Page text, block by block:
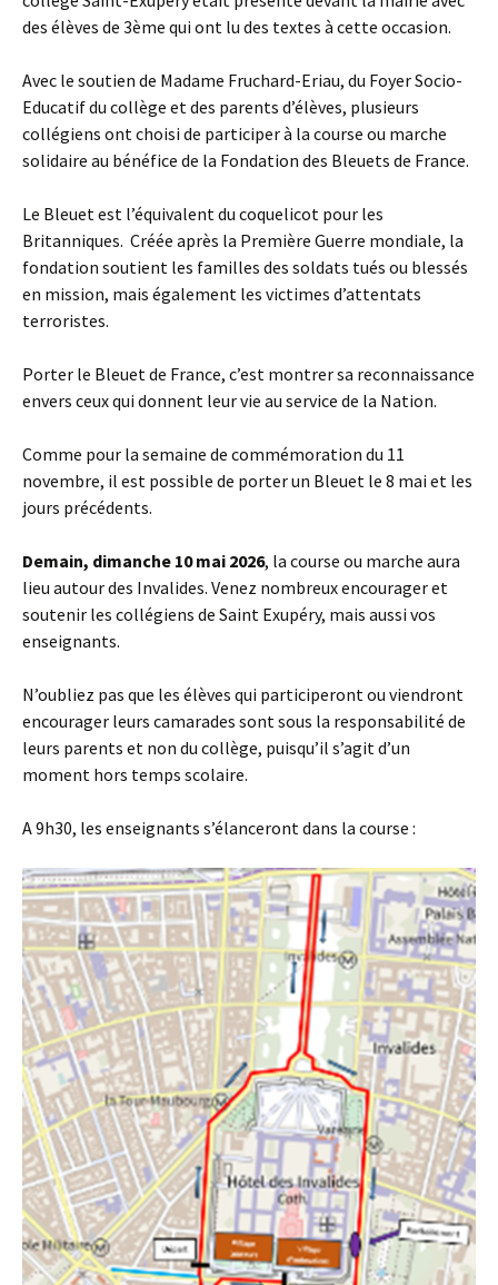
des élèves de 3ème qui ont lu des textes à cette occasion.
Avec le soutien de Madame Fruchard-Eriau, du Foyer Socio-
Educatif du collège et des parents d’élèves, plusieurs
collégiens ont choisi de participer à la course ou marche
solidaire au bénéfice de la Fondation des Bleuets de France.
Le Bleuet est l’équivalent du coquelicot pour les
Britanniques. Créée après la Première Guerre mondiale, la
fondation soutient les familles des soldats tués ou blessés
en mission, mais également les victimes d’attentats
terroristes.
Porter le Bleuet de France, c’est montrer sa reconnaissance
envers ceux qui donnent leur vie au service de la Nation.
Comme pour la semaine de commémoration du 11
novembre, il est possible de porter un Bleuet le 8 mai et les
jours précédents.
Demain, dimanche 10 mai 2026, la course ou marche aura
lieu autour des Invalides. Venez nombreux encourager et
soutenir les collégiens de Saint Exupéry, mais aussi vos
enseignants.
N’oubliez pas que les élèves qui participeront ou viendront
encourager leurs camarades sont sous la responsabilité de
leurs parents et non du collège, puisqu’il s’agit d’un
moment hors temps scolaire.
A 9h30, les enseignants s’élanceront dans la course :